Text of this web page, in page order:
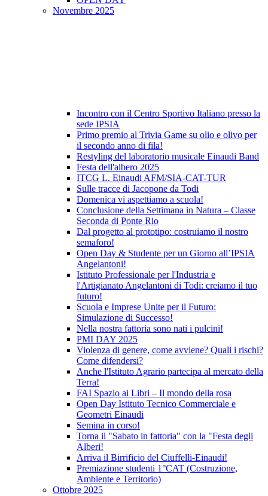
Novembre 2025
Incontro con il Centro Sportivo Italiano presso la
sede IPSIA
Primo premio al Trivia Game su olio e olivo per
il secondo anno di fila!
Restyling del laboratorio musicale Einaudi Band
Festa dell'albero 2025
ITCG L. Einaudi AFM/SIA-CAT-TUR
Sulle tracce di Jacopone da Todi
Domenica vi aspettiamo a scuola!
Conclusione della Settimana in Natura – Classe
Seconda di Ponte Rio
Dal progetto al prototipo: costruiamo il nostro
semaforo!
Open Day & Studente per un Giorno all’IPSIA
Angelantoni!
Istituto Professionale per l'Industria e
l'Artigianato Angelantoni di Todi: creiamo il tuo
futuro!
Scuola e Imprese Unite per il Futuro:
Simulazione di Successo!
Nella nostra fattoria sono nati i pulcini!
PMI DAY 2025
Violenza di genere, come avviene? Quali i rischi?
Come difendersi?
Anche l'Istituto Agrario partecipa al mercato della
Terra!
FAI Spazio ai Libri – Il mondo della rosa
Open Day Istituto Tecnico Commerciale e
Geometri Einaudi
Semina in corso!
Torna il "Sabato in fattoria" con la "Festa degli
Alberi!
Arriva il Birrificio del Ciuffelli-Einaudi!
Premiazione studenti 1°CAT (Costruzione,
Ambiente e Territorio)
Ottobre 2025